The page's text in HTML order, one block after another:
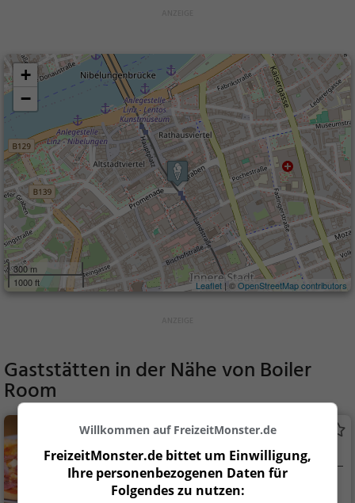
+
−
300 m
1000 ft
Leaflet | ©OpenStreetMap contributors
Gaststätten in der Nähe von Boiler
Room
Vapiano
Italienisches Restaurant in Linz
Linz, Österreich
Willkommen auf FreizeitMonster.de
FreizeitMonster.de bittet um Einwilligung,
Ihre personenbezogenen Daten für
Folgendes zu nutzen: